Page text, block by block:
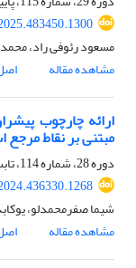
مسعود رئوفی راد،
مشاهده مقاله
ارائه چارچوب
مبتنی بر نقاط مرجع
دوره 28، شماره 114، تابستان 1403، صفحه
شیما صفرمحمدلو،
مشاهده مقاله